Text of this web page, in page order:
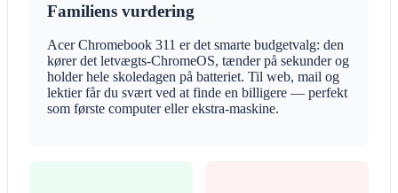
Familiens vurdering
Acer Chromebook 311 er det smarte budgetvalg: den
kører det letvægts-ChromeOS, tænder på sekunder og
holder hele skoledagen på batteriet. Til web, mail og
lektier får du svært ved at finde en billigere — perfekt
som første computer eller ekstra-maskine.